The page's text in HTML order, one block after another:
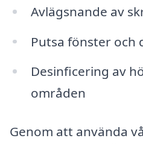
Avlägsnande av
Putsa fönster
Desinficering av
områden
Genom att använda